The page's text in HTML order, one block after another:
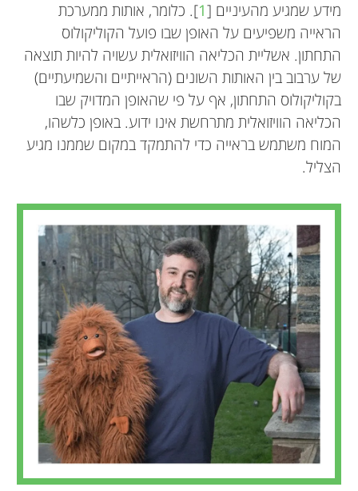
מידע שמגיע מהעיניים [1]. כלומר, אותות ממערכת
הראייה משפיעים על האופן שבו פועל הקוליקולוס
התחתון. אשליית הכליאה הוויזואלית עשויה להיות תוצאה
של ערבוב בין האותות השונים (הראייתיים והשמיעתיים)
בקוליקולוס התחתון, אף על פי שהאופן המדויק שבו
הכליאה הוויזואלית מתרחשת אינו ידוע. באופן כלשהו,
המוח משתמש בראייה כדי להתמקד במקום שממנו מגיע
הצליל.